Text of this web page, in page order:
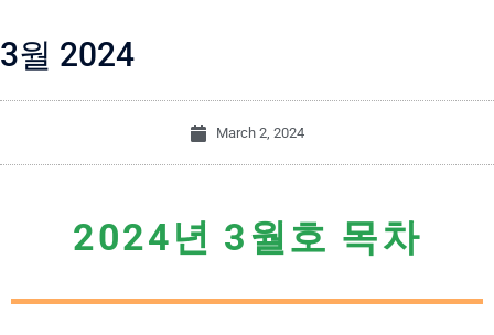
3월 2024
March 2, 2024
2024년 3월호 목차